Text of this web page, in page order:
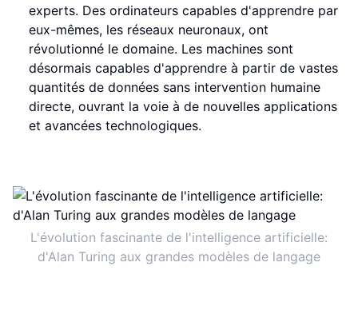
experts. Des ordinateurs capables d'apprendre par
eux-mêmes, les réseaux neuronaux, ont
révolutionné le domaine. Les machines sont
désormais capables d'apprendre à partir de vastes
quantités de données sans intervention humaine
directe, ouvrant la voie à de nouvelles applications
et avancées technologiques.
L'évolution fascinante de l'intelligence artificielle:
d'Alan Turing aux grandes modèles de langage